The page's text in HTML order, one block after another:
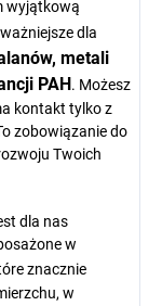
wyjątkową
dla
metali
PAH . Możesz
kontakt tylko z
zobowiązanie do
Twoich
dla nas
w
znacznie
w